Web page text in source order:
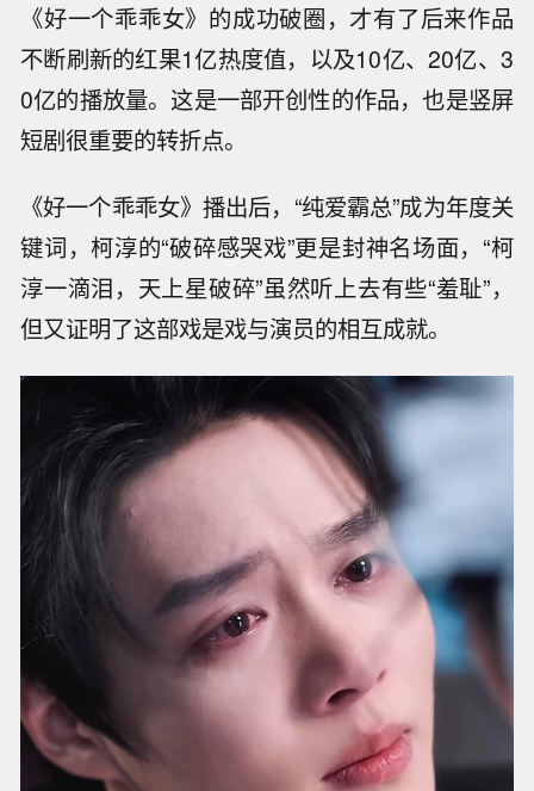
《好一个乖乖女》的成功破圈，才有了后来作品
不断刷新的红果1亿热度值，以及10亿、20亿、3
0亿的播放量。这是一部开创性的作品，也是竖屏
短剧很重要的转折点。
《好一个乖乖女》播出后，“纯爱霸总”成为年度关
键词，柯淳的“破碎感哭戏”更是封神名场面，“柯
淳一滴泪，天上星破碎”虽然听上去有些“羞耻”，
但又证明了这部戏是戏与演员的相互成就。